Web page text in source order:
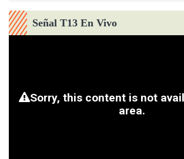
Señal T13 En Vivo